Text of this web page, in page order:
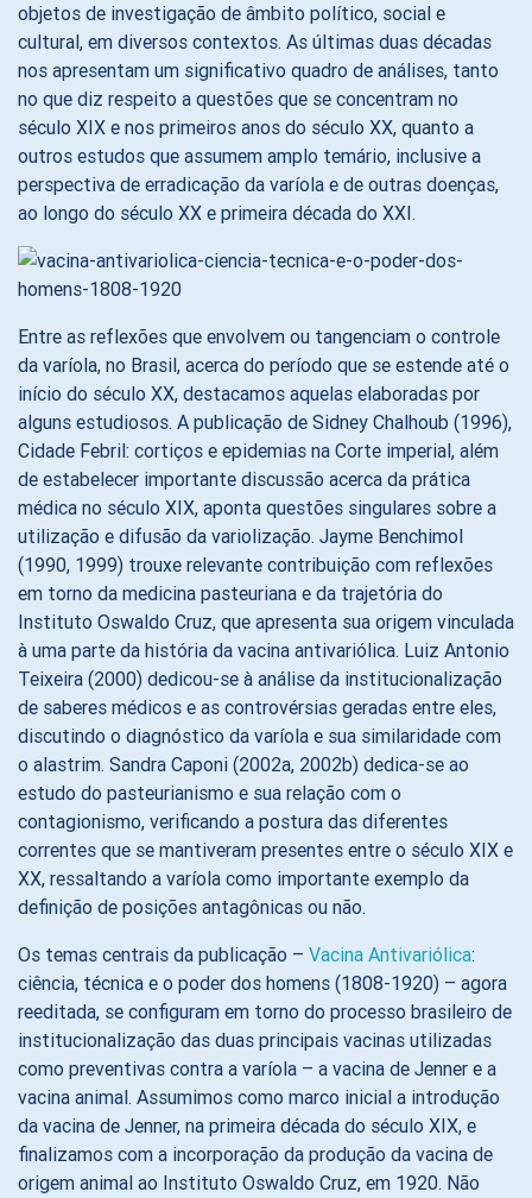
objetos de investigação de âmbito político, social e
cultural, em diversos contextos. As últimas duas décadas
nos apresentam um significativo quadro de análises, tanto
no que diz respeito a questões que se concentram no
século XIX e nos primeiros anos do século XX, quanto a
outros estudos que assumem amplo temário, inclusive a
perspectiva de erradicação da varíola e de outras doenças,
ao longo do século XX e primeira década do XXI.
Entre as reflexões que envolvem ou tangenciam o controle
da varíola, no Brasil, acerca do período que se estende até o
início do século XX, destacamos aquelas elaboradas por
alguns estudiosos. A publicação de Sidney Chalhoub (1996),
Cidade Febril: cortiços e epidemias na Corte imperial, além
de estabelecer importante discussão acerca da prática
médica no século XIX, aponta questões singulares sobre a
utilização e difusão da variolização. Jayme Benchimol
(1990, 1999) trouxe relevante contribuição com reflexões
em torno da medicina pasteuriana e da trajetória do
Instituto Oswaldo Cruz, que apresenta sua origem vinculada
à uma parte da história da vacina antivariólica. Luiz Antonio
Teixeira (2000) dedicou-se à análise da institucionalização
de saberes médicos e as controvérsias geradas entre eles,
discutindo o diagnóstico da varíola e sua similaridade com
o alastrim. Sandra Caponi (2002a, 2002b) dedica-se ao
estudo do pasteurianismo e sua relação com o
contagionismo, verificando a postura das diferentes
correntes que se mantiveram presentes entre o século XIX e
XX, ressaltando a varíola como importante exemplo da
definição de posições antagônicas ou não.
Os temas centrais da publicação – Vacina Antivariólica:
ciência, técnica e o poder dos homens (1808-1920) – agora
reeditada, se configuram em torno do processo brasileiro de
institucionalização das duas principais vacinas utilizadas
como preventivas contra a varíola – a vacina de Jenner e a
vacina animal. Assumimos como marco inicial a introdução
da vacina de Jenner, na primeira década do século XIX, e
finalizamos com a incorporação da produção da vacina de
origem animal ao Instituto Oswaldo Cruz, em 1920. Não